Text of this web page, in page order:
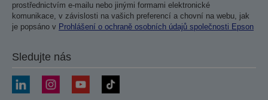
prostřednictvím e-mailu nebo jinými formami elektronické
komunikace, v závislosti na vašich preferencí a chovní na webu, jak
je popsáno v Prohlášení o ochraně osobních údajů společnosti Epson
Sledujte nás